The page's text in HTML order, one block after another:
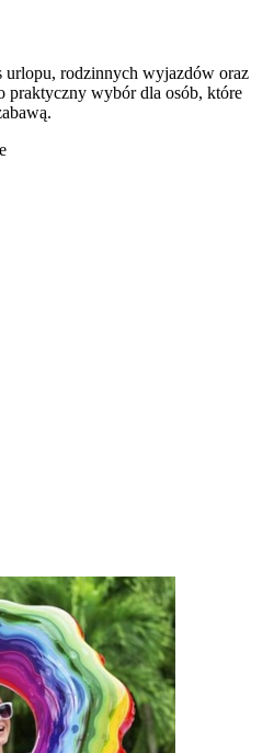
urlopu, rodzinnych wyjazdów oraz
praktyczny wybór dla osób, które